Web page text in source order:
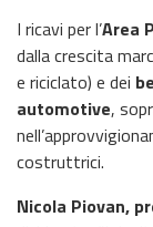
I ricavi per l’Area
dalla crescita
e riciclato) e dei
automotive,
costruttrici.
Nicola Piovan,